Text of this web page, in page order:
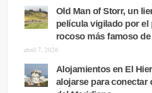
Old Man of Storr, un
película vigilado por el
rocoso más famoso
abril 7, 2026
Alojamientos en El
alojarse para conectar